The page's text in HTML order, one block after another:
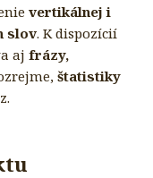
vertikálnej i
slov. K dispozícií
ajfrázy,
štatistiky